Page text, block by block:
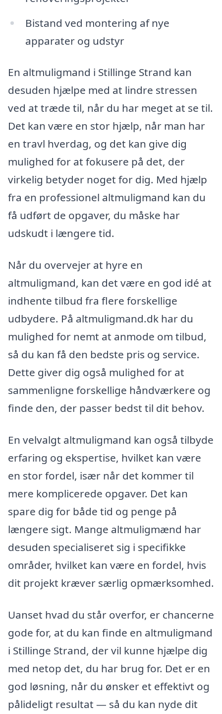
Bistand ved montering af nye
apparater og udstyr
En altmuligmand i Stillinge Strand kan
desuden hjælpe med at lindre stressen
ved at træde til, når du har meget at se til.
Det kan være en stor hjælp, når man har
en travl hverdag, og det kan give dig
mulighed for at fokusere på det, der
virkelig betyder noget for dig. Med hjælp
fra en professionel altmuligmand kan du
få udført de opgaver, du måske har
udskudt i længere tid.
Når du overvejer at hyre en
altmuligmand, kan det være en god idé at
indhente tilbud fra flere forskellige
udbydere. På altmuligmand.dk har du
mulighed for nemt at anmode om tilbud,
så du kan få den bedste pris og service.
Dette giver dig også mulighed for at
sammenligne forskellige håndværkere og
finde den, der passer bedst til dit behov.
En velvalgt altmuligmand kan også tilbyde
erfaring og ekspertise, hvilket kan være
en stor fordel, især når det kommer til
mere komplicerede opgaver. Det kan
spare dig for både tid og penge på
længere sigt. Mange altmuligmænd har
desuden specialiseret sig i specifikke
områder, hvilket kan være en fordel, hvis
dit projekt kræver særlig opmærksomhed.
Uanset hvad du står overfor, er chancerne
gode for, at du kan finde en altmuligmand
i Stillinge Strand, der vil kunne hjælpe dig
med netop det, du har brug for. Det er en
god løsning, når du ønsker et effektivt og
pålideligt resultat — så du kan nyde dit